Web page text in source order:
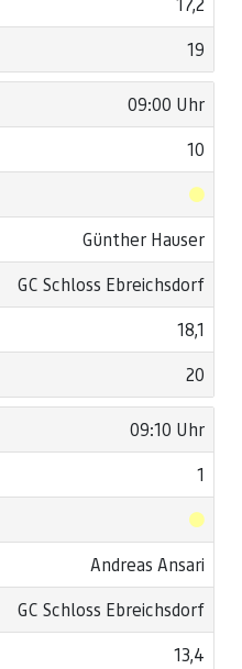
19
09:00 Uhr
10
Günther Hauser
GC Schloss Ebreichsdorf
18,1
20
09:10 Uhr
1
Andreas Ansari
GC Schloss Ebreichsdorf
13,4